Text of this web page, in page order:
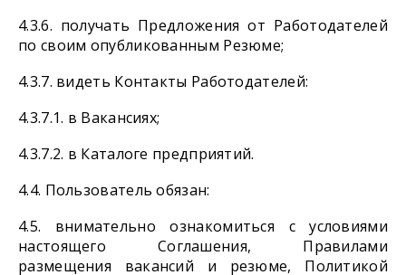
4.3.6. получать Предложения от Работодателей
по своим опубликованным Резюме;
4.3.7. видеть Контакты Работодателей:
4.3.7.1. в Вакансиях;
4.3.7.2. в Каталоге предприятий.
4.4. Пользователь обязан:
4.5. внимательно ознакомиться с условиями
настоящего Соглашения, Правилами
размещения вакансий и резюме, Политикой